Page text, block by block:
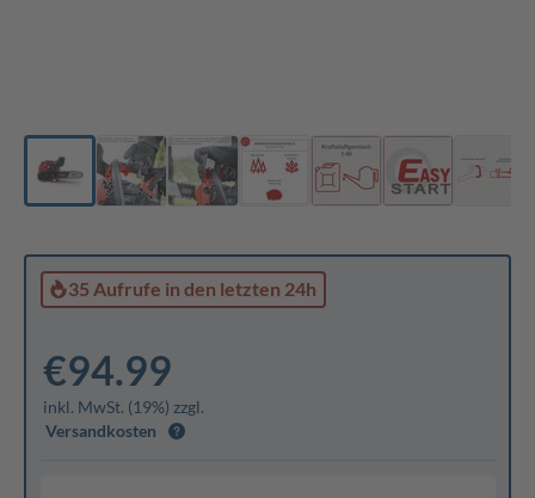
35 Aufrufe in den letzten 24h
€94.99
inkl. MwSt. (19%) zzgl.
Versandkosten